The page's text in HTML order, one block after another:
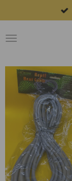
direct
naar